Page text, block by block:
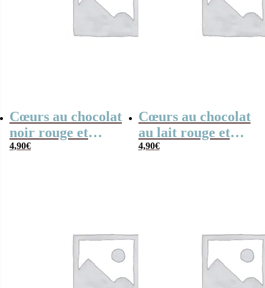
Cœurs au chocolat
noir rouge et
blanc x4 “Pour
4,90€
Cœurs au chocolat
au lait rouge et
blanc x 4 “Merci
4,90€